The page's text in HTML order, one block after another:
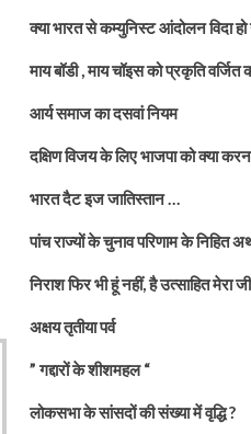
क्या भारत से कम्युनिस्ट आंदोलन विदा हो
माय बॉडी , माय चॉइस को प्रकृति वर्जित
आर्य समाज का दसवां नियम
दक्षिण विजय के लिए भाजपा को क्या करना
भारत दैट इज जातिस्तान …
पांच राज्यों के चुनाव परिणाम के निहित
निराश फिर भी हूं नहीं, है उत्साहित मेरा
अक्षय तृतीया पर्व
” गद्दारों के शीशमहल “
लोकसभा के सांसदों की संख्या में वृद्धि ?